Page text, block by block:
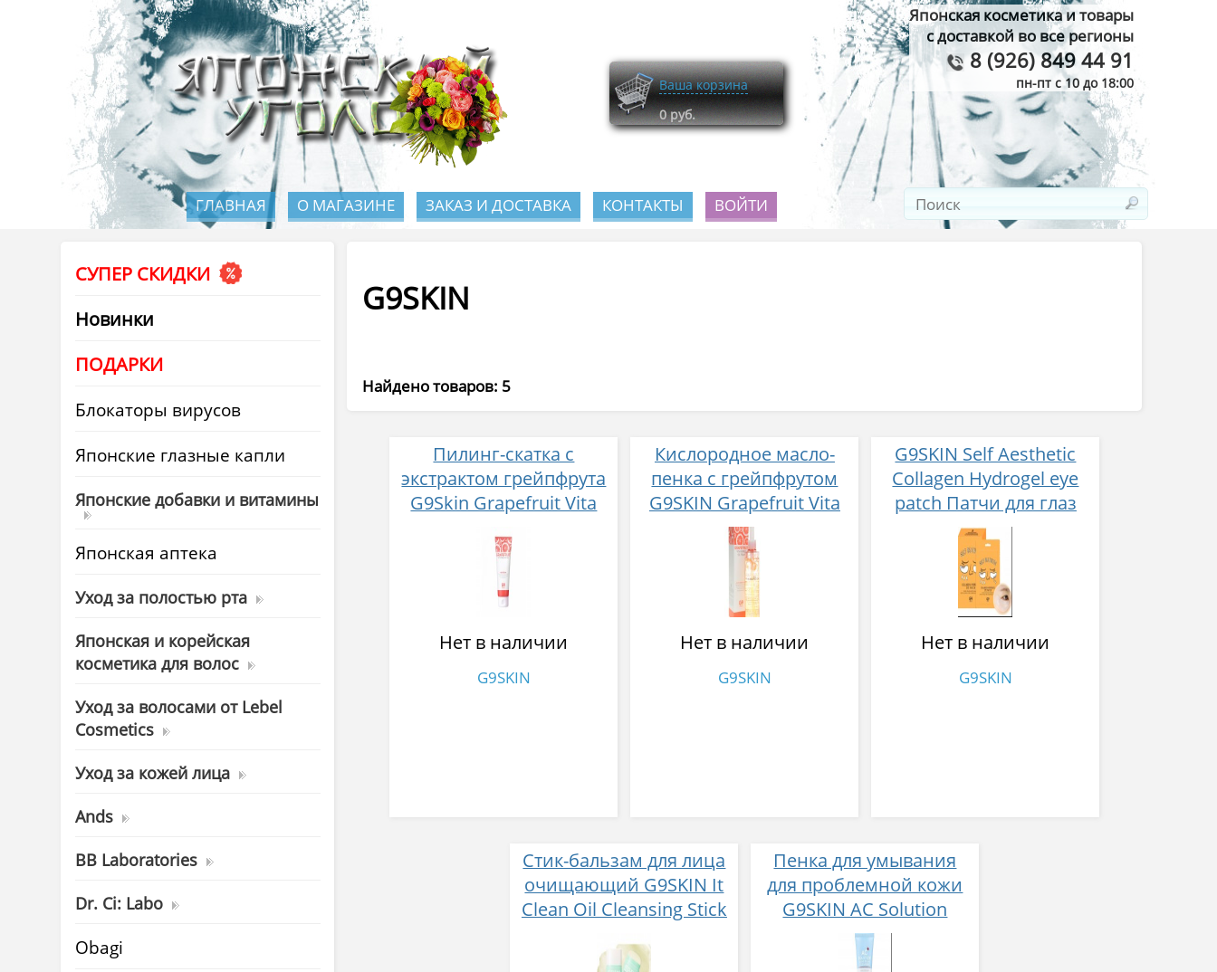
Японская косметика и товары
с доставкой во все регионы
8 (926) 849 44 91
пн-пт с 10 до 18:00
Ваша корзина
0 руб.
ГЛАВНАЯ О МАГАЗИНЕ ЗАКАЗ И ДОСТАВКА КОНТАКТЫ ВОЙТИ
СУПЕР СКИДКИ
Новинки
ПОДАРКИ
Блокаторы вирусов
Японские глазные капли
Японские добавки и витамины
Японская аптека
Уход за полостью рта
Японская и корейская
косметика для волос
Уход за волосами от Lebel
Cosmetics
Уход за кожей лица
Ands
BB Laboratories
Dr. Ci: Labo
Obagi
G9SKIN
Найдено товаров: 5
Пилинг-скатка с
экстрактом грейпфрута
G9Skin Grapefruit Vita
Нет в наличии
G9SKIN
Кислородное масло-
пенка с грейпфрутом
G9SKIN Grapefruit Vita
Bubble Oil Foam 210 гр
Нет в наличии
G9SKIN
G9SKIN Self Aesthetic
Collagen Hydrogel eye
patch Патчи для глаз
гидрогелевые с
коллагеном 3 гр
Нет в наличии
G9SKIN
Стик-бальзам для лица
очищающий G9SKIN It
Clean Oil Cleansing Stick
Пенка для умывания
для проблемной кожи
G9SKIN AC Solution
ACNE foam cleanser 120
мл